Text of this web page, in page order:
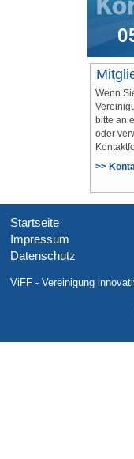
Wenn
bitte an
oder
>>
Startseite
Impressum
Datenschutz
ViFF - Vereinigung